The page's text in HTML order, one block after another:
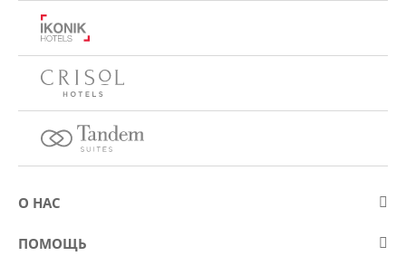
О НАС
О компании Eurostars Hotel Company
ПОМОЩЬ